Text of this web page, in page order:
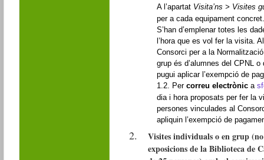
A l’apartat Visita’ns > Visites
per a cada equipament concret.
S’han d’emplenar totes les
l’hora que es vol fer la visita.
Consorci per a la
grup és d’alumnes del CPNL
pugui aplicar l’exempció de
1.2. Per correu electrònica
dia i hora proposats per fer la
perso­nes vinculades al
apli­quin l’exempció de
Visites individuals o en grup
exposicions de la Biblioteca de